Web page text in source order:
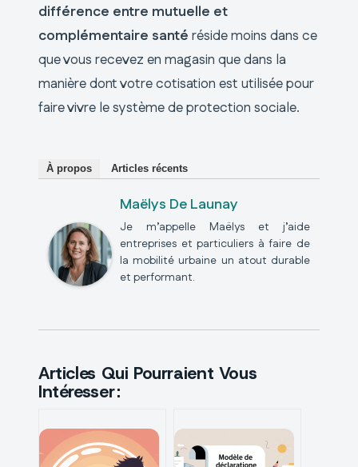
différence entre mutuelle et
complémentaire santé réside moins dans ce
que vous recevez en magasin que dans la
manière dont votre cotisation est utilisée pour
faire vivre le système de protection sociale.
À propos Articles récents
Maëlys De Launay
Je m’appelle Maëlys et j’aide
entreprises et particuliers à faire de
la mobilité urbaine un atout durable
et performant.
Articles Qui Pourraient Vous
Intéresser :